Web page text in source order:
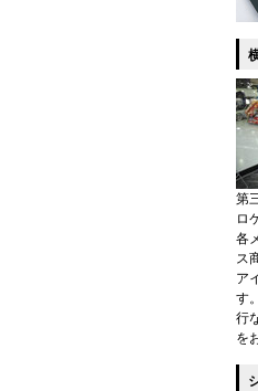
第
ロ
各
ス
ア
す
行
を